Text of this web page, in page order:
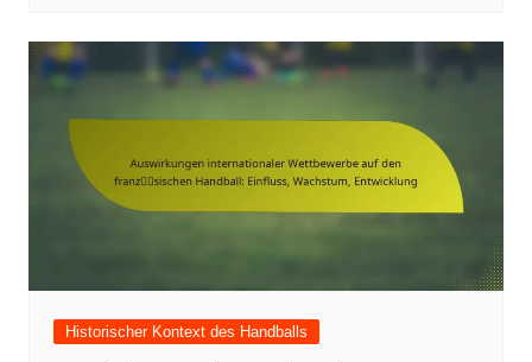
Historischer Kontext des Handballs